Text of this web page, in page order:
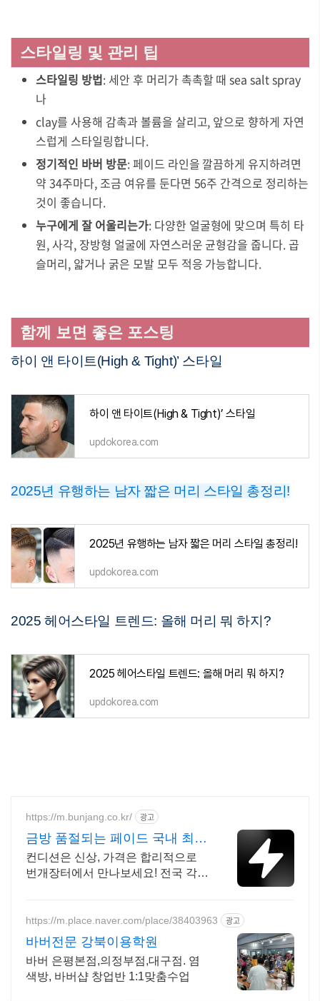
스타일링 및 관리 팁
스타일링 방법: 세안 후 머리가 촉촉할 때 sea salt spray
나
clay를 사용해 감촉과 볼륨을 살리고, 앞으로 향하게 자연
스럽게 스타일링합니다.
정기적인 바버 방문: 페이드 라인을 깔끔하게 유지하려면
약 34주마다, 조금 여유를 둔다면 56주 간격으로 정리하는
것이 좋습니다.
누구에게 잘 어울리는가: 다양한 얼굴형에 맞으며 특히 타
원, 사각, 장방형 얼굴에 자연스러운 균형감을 줍니다. 곱
슬머리, 얇거나 굵은 모발 모두 적응 가능합니다.
함께 보면 좋은 포스팅
하이 앤 타이트(High & Tight)’ 스타일
하이 앤 타이트(High & Tight)’ 스타일
updokorea.com
2025년 유행하는 남자 짧은 머리 스타일 총정리!
2025년 유행하는 남자 짧은 머리 스타일 총정리!
updokorea.com
2025 헤어스타일 트렌드: 올해 머리 뭐 하지?
2025 헤어스타일 트렌드: 올해 머리 뭐 하지?
updokorea.com
https://m.bunjang.co.kr/ 광고
금방 품절되는 페이드 국내 최대
브랜드 중고거래
컨디션은 신상, 가격은 합리적으로
번개장터에서 만나보세요! 전국 각지
https://m.place.naver.com/place/38403963 광고
바버전문 강북이용학원
바버 은평본점,의정부점,대구점. 염
색방, 바버샵 창업반 1:1맞춤수업